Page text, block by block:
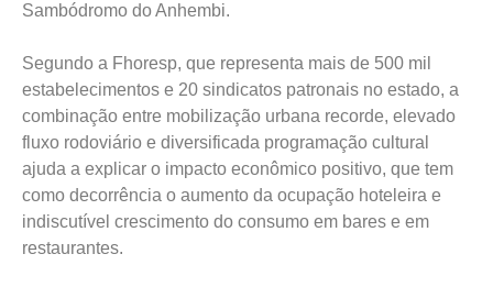
Sambódromo do Anhembi.
Segundo a Fhoresp, que representa mais de 500 mil
estabelecimentos e 20 sindicatos patronais no estado, a
combinação entre mobilização urbana recorde, elevado
fluxo rodoviário e diversificada programação cultural
ajuda a explicar o impacto econômico positivo, que tem
como decorrência o aumento da ocupação hoteleira e
indiscutível crescimento do consumo em bares e em
restaurantes.